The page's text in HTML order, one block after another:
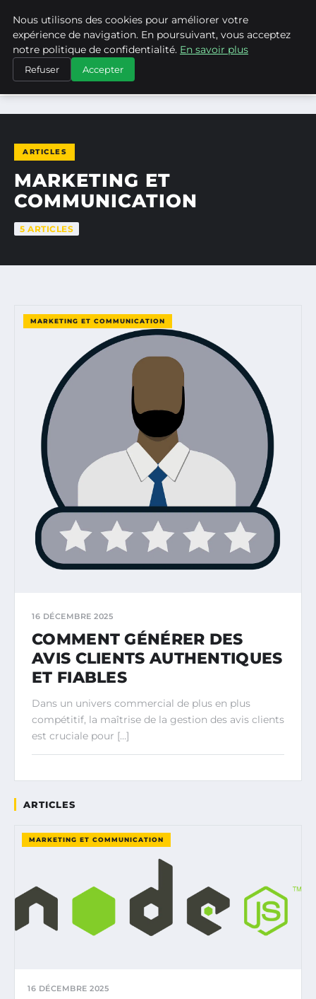
ASVPP
ACCUEIL MARKETING ET COMMUNICATION
ARTICLES
MARKETING ET
COMMUNICATION
5 ARTICLES
MARKETING ET COMMUNICATION
16 DÉCEMBRE 2025
COMMENT GÉNÉRER DES
AVIS CLIENTS AUTHENTIQUES
ET FIABLES
Dans un univers commercial de plus en plus
compétitif, la maîtrise de la gestion des avis clients
est cruciale pour […]
ARTICLES
MARKETING ET COMMUNICATION
16 DÉCEMBRE 2025
Nous utilisons des cookies pour améliorer votre
expérience de navigation. En poursuivant, vous acceptez
notre politique de confidentialité. En savoir plus
Refuser Accepter